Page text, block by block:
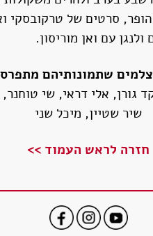
הופר, סרטים של
עם ואן מוריסון.
שתמונותיהם
גורן, אלי דראי, שי
שיר שטיין, מיכל שני
חזרה לראש העמוד >>